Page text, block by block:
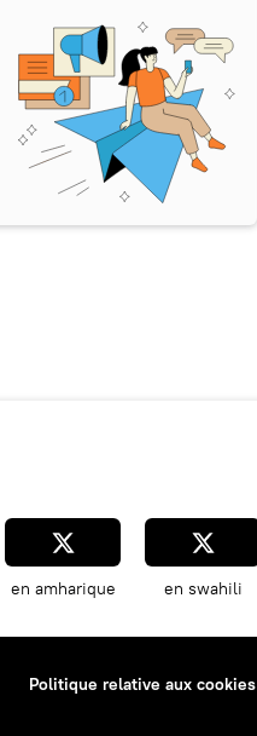
en amharique en swahili
Politique relative aux cookies